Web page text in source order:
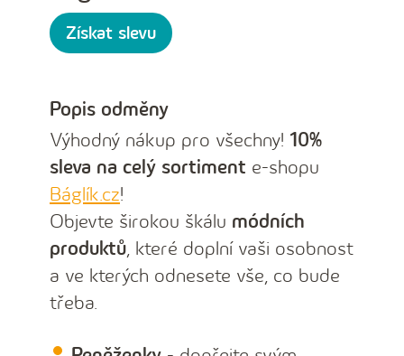
Získat slevu
Popis odměny
Výhodný nákup pro všechny! 10%
sleva na celý sortiment e-shopu
Báglík.cz!
Objevte širokou škálu módních
produktů, které doplní vaši osobnost
a ve kterých odnesete vše, co bude
třeba.